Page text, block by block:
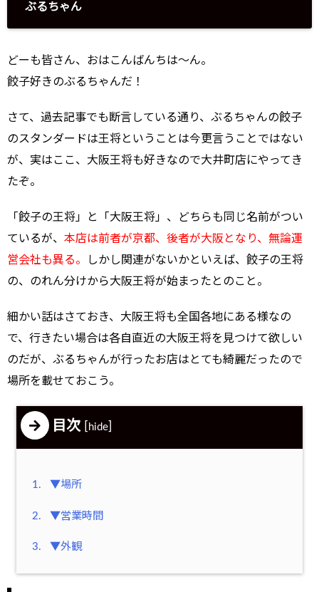
ぶるちゃん
どーも皆さん、おはこんばんちは～ん。
餃子好きのぶるちゃんだ！
さて、過去記事でも断言している通り、ぶるちゃんの餃子
のスタンダードは王将ということは今更言うことではない
が、実はここ、大阪王将も好きなので大井町店にやってき
たぞ。
「餃子の王将」と「大阪王将」、どちらも同じ名前がつい
ているが、 本店は前者が京都、後者が大阪となり、無論運
営会社も異る。
しかし関連がないかといえば、餃子の王将
の、のれん分けから大阪王将が始まったとのこと。
細かい話はさておき、大阪王将も全国各地にある様なの
で、行きたい場合は各自直近の大阪王将を見つけて欲しい
のだが、ぶるちゃんが行ったお店はとても綺麗だったので
場所を載せておこう。
目次 hide
1. ▼場所
2. ▼営業時間
3. ▼外観